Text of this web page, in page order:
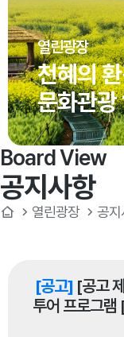
열린광장
천혜의
문화관광
Board View
공지사항
열린광장 공지
[공고] [공고
투어 프로그램